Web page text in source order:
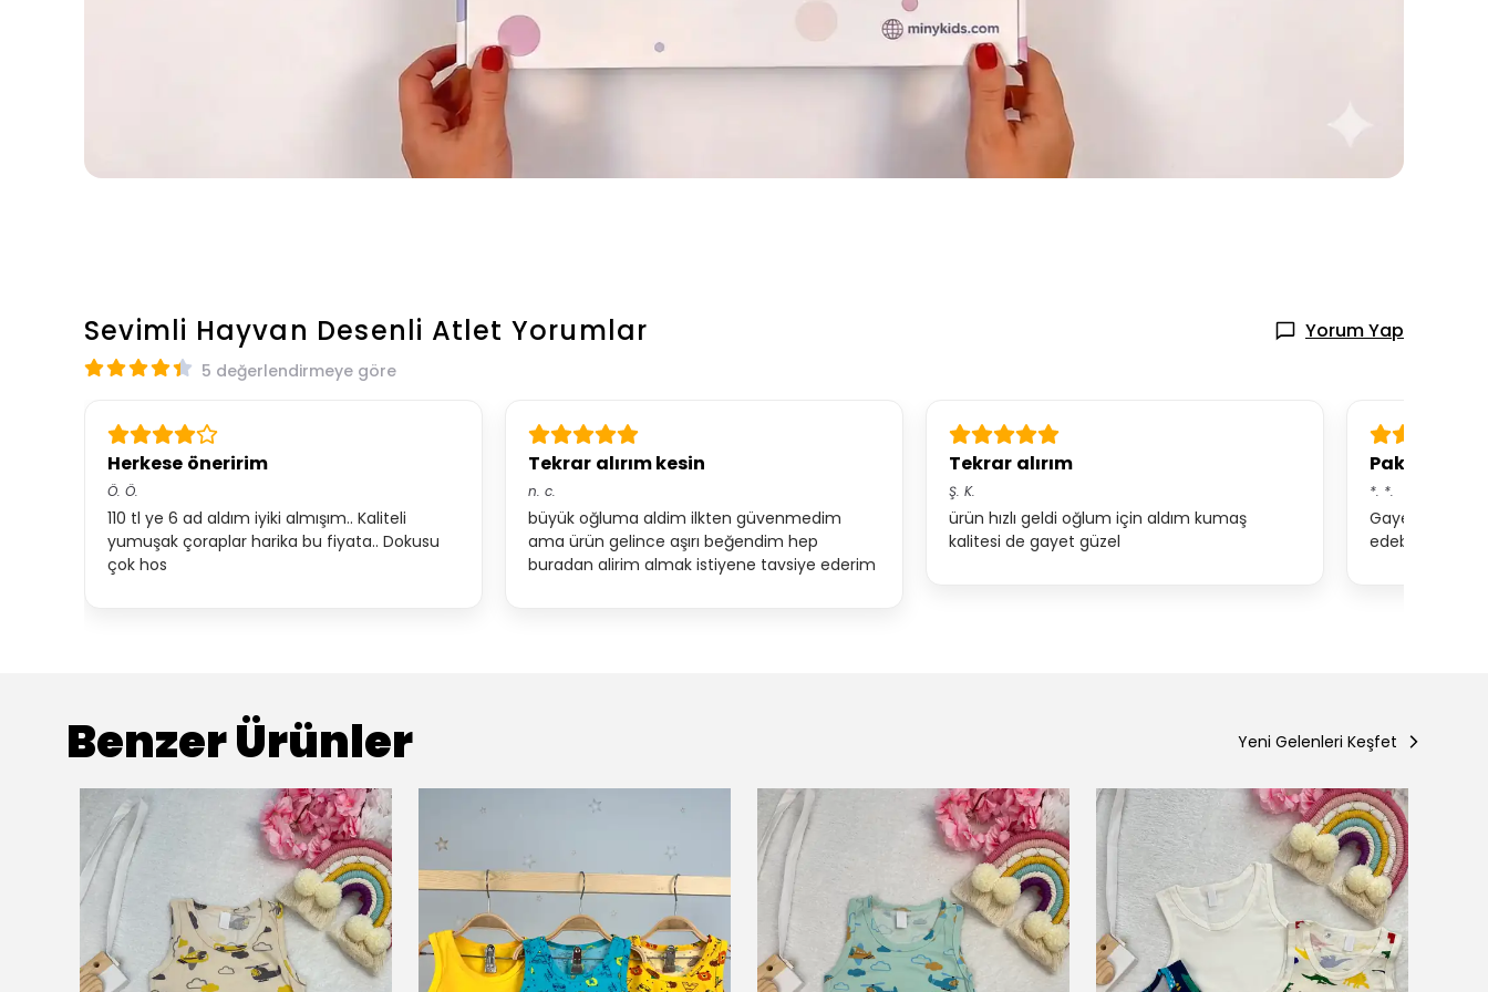
Sevimli Hayvan Desenli Atlet Yorumlar Yorum Yap
5 değerlendirmeye göre
Herkese öneririm
Ö. Ö.
110 tl ye 6 ad aldım iyiki almışım.. Kaliteli
yumuşak çoraplar harika bu fiyata.. Dokusu
çok hos
Tekrar alırım kesin
n. c.
büyük oğluma aldim ilkten güvenmedim
ama ürün gelince aşırı beğendim hep
buradan alirim almak istiyene tavsiye ederim
Tekrar alırım
Ş. K.
ürün hızlı geldi oğlum için aldım kumaş
kalitesi de gayet güzel
Paketleme
*. *.
Gayet kaliteli
edebilirsiniz
Benzer Ürünler Yeni Gelenleri Keşfet